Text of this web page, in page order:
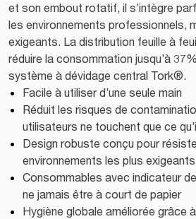
et son embout rotatif, il s’intègre
les environnements professionnels,
exigeants. La distribution feuille à
réduire la consommation jusqu’à
système à dévidage central Tork®.
Facile à utiliser d’une seule main
Réduit les risques de
utilisateurs ne touchent que ce
Design robuste conçu pour
environnements les plus exigeants
Consommables avec indicateur
ne jamais être à court de papier
Hygiène globale améliorée grâce